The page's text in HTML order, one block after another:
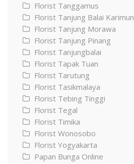
Florist Tanggamus
Florist Tanjung Balai Karimun
Florist Tanjung Morawa
Florist Tanjung Pinang
Florist Tanjungbalai
Florist Tapak Tuan
Florist Tarutung
Florist Tasikmalaya
Florist Tebing Tinggi
Florist Tegal
Florist Timika
Florist Wonosobo
Florist Yogyakarta
Papan Bunga Online